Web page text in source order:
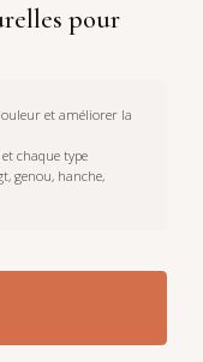
pour
et améliorer la
chaque type
genou, hanche,